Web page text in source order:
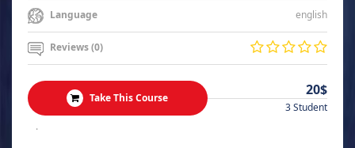
Language english
Reviews (0)
Take This Course 20$
3 Student
.